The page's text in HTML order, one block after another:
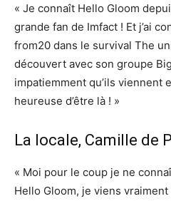
« Je connaît Hello Gloom
grande fan de Imfact ! Et j’ai
from20 dans le survival The
découvert avec son groupe
impatiemment qu’ils viennent
heureuse d’être là ! »
La locale, Camille de
« Moi pour le coup je ne
Hello Gloom, je viens